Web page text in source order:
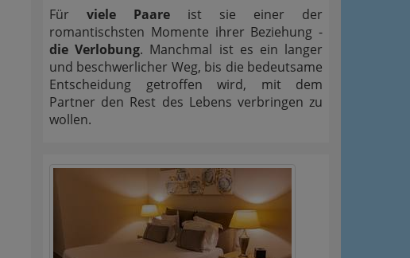
Für viele Paare ist sie einer der
romantischsten Momente ihrer Beziehung -
die Verlobung. Manchmal ist es ein langer
und beschwerlicher Weg, bis die bedeutsame
Entscheidung getroffen wird, mit dem
Partner den Rest des Lebens verbringen zu
wollen.